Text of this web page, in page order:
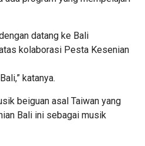
datang ke Bali
kolaborasi Pesta Kesenian
katanya.
beiguan asal Taiwan yang
Bali ini sebagai musik